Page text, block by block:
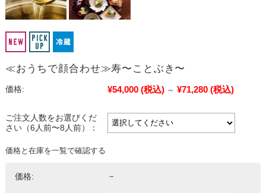
≪おうちで顔合わせ≫寿〜ことぶき〜
価格: ¥54,000 (税込) ～ ¥71,280 (税込)
ご注文人数をお選びくだ
さい（6人前〜8人前）：
価格と在庫を一覧で確認する
価格: −